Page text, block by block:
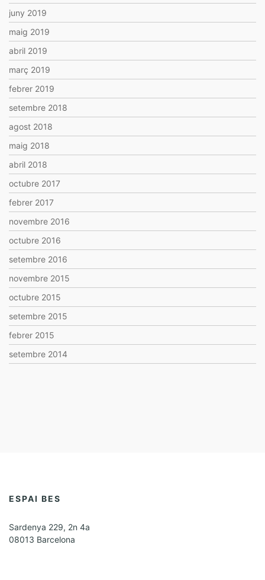
juny 2019
maig 2019
abril 2019
març 2019
febrer 2019
setembre 2018
agost 2018
maig 2018
abril 2018
octubre 2017
febrer 2017
novembre 2016
octubre 2016
setembre 2016
novembre 2015
octubre 2015
setembre 2015
febrer 2015
setembre 2014
ESPAI BES
Sardenya 229, 2n 4a
08013 Barcelona